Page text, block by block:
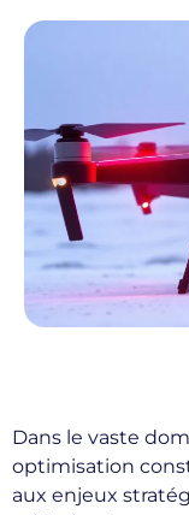
Dans le vaste
optimisation
aux enjeux